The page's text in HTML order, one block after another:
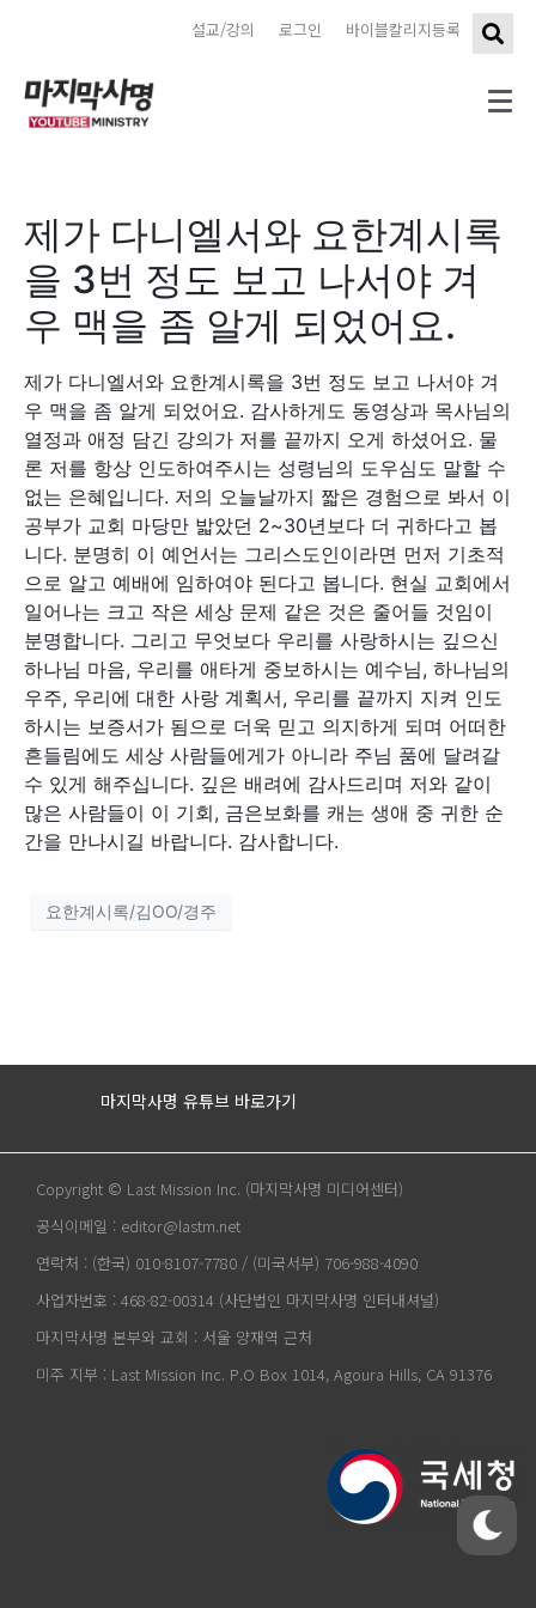
바이블칼리지등록
로그인
설교/강의
제가 다니엘서와 요한계시록
을 3번 정도 보고 나서야 겨
우 맥을 좀 알게 되었어요.
제가 다니엘서와 요한계시록을 3번 정도 보고 나서야 겨
우 맥을 좀 알게 되었어요. 감사하게도 동영상과 목사님의
열정과 애정 담긴 강의가 저를 끝까지 오게 하셨어요. 물
론 저를 항상 인도하여주시는 성령님의 도우심도 말할 수
없는 은혜입니다. 저의 오늘날까지 짧은 경험으로 봐서 이
공부가 교회 마당만 밟았던 2~30년보다 더 귀하다고 봅
니다. 분명히 이 예언서는 그리스도인이라면 먼저 기초적
으로 알고 예배에 임하여야 된다고 봅니다. 현실 교회에서
일어나는 크고 작은 세상 문제 같은 것은 줄어들 것임이
분명합니다. 그리고 무엇보다 우리를 사랑하시는 깊으신
하나님 마음, 우리를 애타게 중보하시는 예수님, 하나님의
우주, 우리에 대한 사랑 계획서, 우리를 끝까지 지켜 인도
하시는 보증서가 됨으로 더욱 믿고 의지하게 되며 어떠한
흔들림에도 세상 사람들에게가 아니라 주님 품에 달려갈
수 있게 해주십니다. 깊은 배려에 감사드리며 저와 같이
많은 사람들이 이 기회, 금은보화를 캐는 생애 중 귀한 순
간을 만나시길 바랍니다. 감사합니다.
요한계시록/김OO/경주
마지막사명 유튜브 바로가기
Copyright © Last Mission Inc. (마지막사명 미디어센터)
공식이메일 : editor@lastm.net
연락처 : (한국) 010-8107-7780 / (미국서부) 706-988-4090
사업자번호 : 468-82-00314 (사단법인 마지막사명 인터내셔널)
마지막사명 본부와 교회 : 서울 양재역 근처
미주 지부 : Last Mission Inc. P.O Box 1014, Agoura Hills, CA 91376